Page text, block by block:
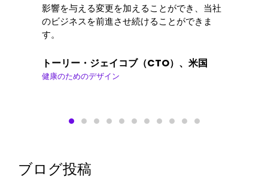
影響を与える変更を加えることができ、当社
のビジネスを前進させ続けることができま
す。
トーリー・ジェイコブ（CTO）、米国
健康のためのデザイン
ブログ投稿